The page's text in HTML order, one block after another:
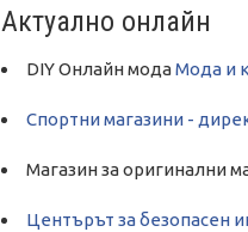
Актуално онлайн
DIY Онлайн модаМода и
Спортни магазини -
Магазин за оригинални
Центърът за безопасен